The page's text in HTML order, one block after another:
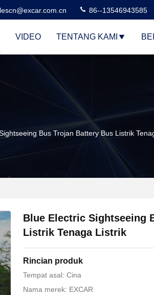
86--13546943585
VIDEO TENTANG KAMI
Bus Trojan Battery Bus Listrik
Blue Electric Sightseeing
Listrik Tenaga Listrik
Rincian produk
Tempat asal: Cina
Nama merek: EXCAR